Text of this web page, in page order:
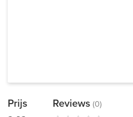
Prijs Reviews (0)